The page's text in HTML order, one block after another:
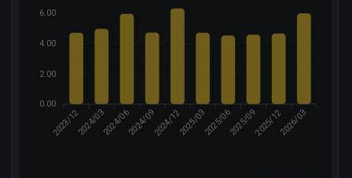
6.00
4.00
2.00
0.00
2023/122024/032024/062024/092024/122025/032025/062025/092025/122026/03